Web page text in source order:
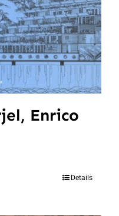
Enrico
Details